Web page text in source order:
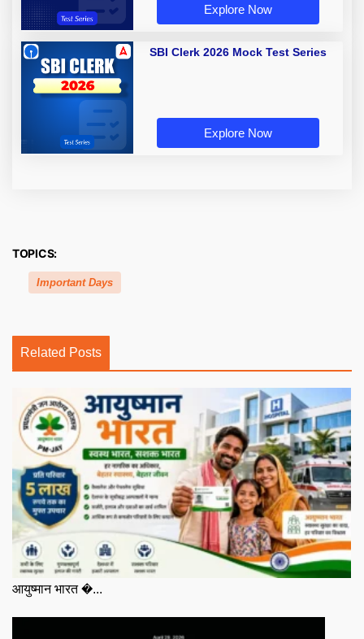
Explore Now
SBI Clerk 2026 Mock Test Series
Explore Now
TOPICS:
Important Days
Related Posts
आयुष्मान भारत �...